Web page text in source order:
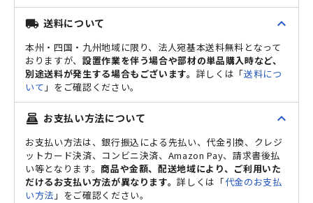
local_shipping 送料について expand_less
本州・四国・九州地域に限り、法人宛基本送料無料となって
おりますが、 設置作業を伴う場合や部材の単品購入時など、
別途送料が発生する場合もございます。 詳しくは「送料につ
いて 」をご確認ください。
point_of_sale お支払い方法について expand_less
お支払い方法は、銀行振込による先払い、代金引換、クレジ
ットカード決済、コンビニ決済、Amazon Pay、請求書後払
い等となります。商品や金額、配送地域により、ご利用いた
だけるお支払い方法が異なります。詳しくは「代金のお支払
い方法 」をご確認ください。